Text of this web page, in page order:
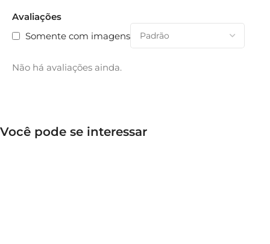
Avaliações
Somente com imagens
Não há avaliações ainda.
Você pode se interessar